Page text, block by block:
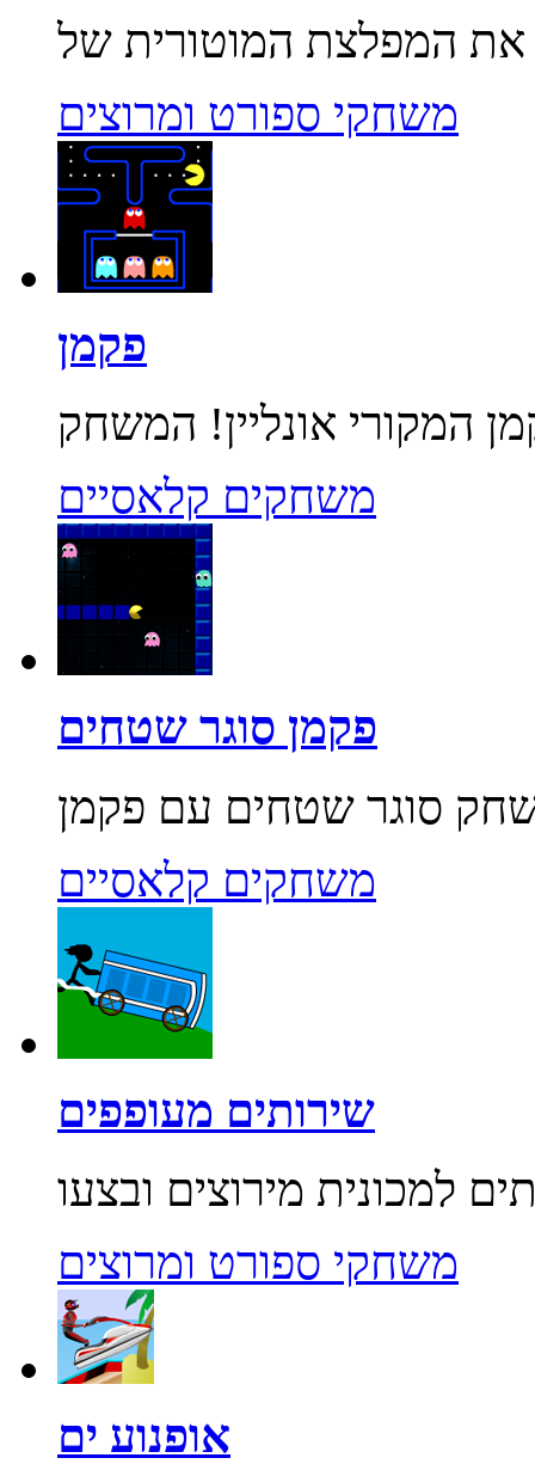
משחקי ספורט ומרוצים
פקמן
משחקים קלאסיים
פקמן סוגר שטחים
משחקים קלאסיים
שירותים מעופפים
משחקי ספורט ומרוצים
אופנוע ים